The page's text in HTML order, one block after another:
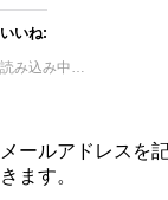
し
て
Twitter
で
共
ウ
ィ
ン
て
いいね:
読み込み中…
メールアドレスを
きます。